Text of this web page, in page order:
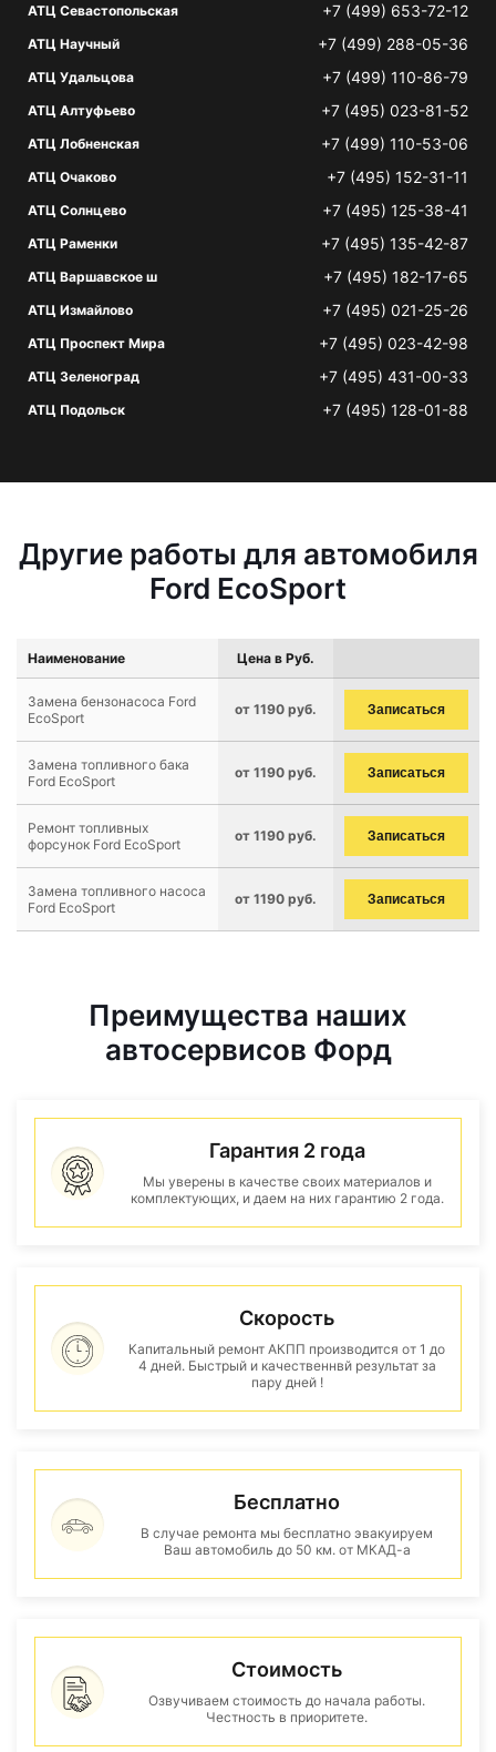
АТЦ Севастопольская +7 (499) 653-72-12
АТЦ Научный +7 (499) 288-05-36
АТЦ Удальцова +7 (499) 110-86-79
АТЦ Алтуфьево +7 (495) 023-81-52
АТЦ Лобненская +7 (499) 110-53-06
АТЦ Очаково +7 (495) 152-31-11
АТЦ Солнцево +7 (495) 125-38-41
АТЦ Раменки +7 (495) 135-42-87
АТЦ Варшавское ш +7 (495) 182-17-65
АТЦ Измайлово +7 (495) 021-25-26
АТЦ Проспект Мира +7 (495) 023-42-98
АТЦ Зеленоград +7 (495) 431-00-33
АТЦ Подольск +7 (495) 128-01-88
Другие работы для автомобиля
Ford EcoSport
Наименование Цена в Руб.
Замена бензонасоса Ford
EcoSport
от 1190 руб. Записаться
Замена топливного бака
Ford EcoSport
от 1190 руб. Записаться
Ремонт топливных
форсунок Ford EcoSport
от 1190 руб. Записаться
Замена топливного насоса
Ford EcoSport
от 1190 руб. Записаться
Преимущества наших
автосервисов Форд
Гарантия 2 года
Мы уверены в качестве своих материалов и
комплектующих, и даем на них гарантию 2 года.
Скорость
Капитальный ремонт АКПП производится от 1 до
4 дней. Быстрый и качественнвй результат за
пару дней !
Бесплатно
В случае ремонта мы бесплатно эвакуируем
Ваш автомобиль до 50 км. от МКАД-а
Стоимость
Озвучиваем стоимость до начала работы.
Честность в приоритете.